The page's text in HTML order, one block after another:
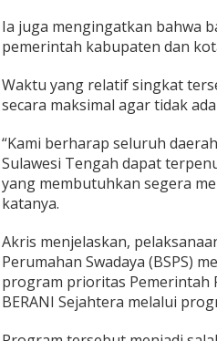
Ia juga mengingatkan bahwa
pemerintah kabupaten dan
Waktu yang relatif singkat
secara maksimal agar tidak
“Kami berharap seluruh
Sulawesi Tengah dapat
yang membutuhkan segera
katanya.
Akris menjelaskan,
Perumahan Swadaya (BSPS)
program prioritas Pemerintah
BERANI Sejahtera melalui